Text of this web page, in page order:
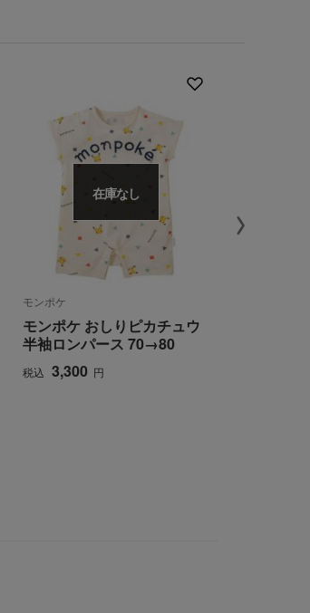
在庫なし
モンポケ
モンポケ おしりピカチュウ
半袖ロンパース 70→80
税込 3,300 円